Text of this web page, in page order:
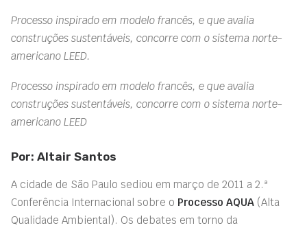
Processo inspirado em modelo francês, e que avalia
construções sustentáveis, concorre com o sistema norte-
americano LEED.
Processo inspirado em modelo francês, e que avalia
construções sustentáveis, concorre com o sistema norte-
americano LEED
Por: Altair Santos
A cidade de São Paulo sediou em março de 2011 a 2.ª
Conferência Internacional sobre o Processo AQUA (Alta
Qualidade Ambiental). Os debates em torno da